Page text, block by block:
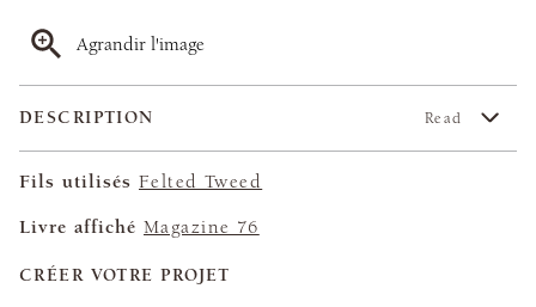
Agrandir l'image
DESCRIPTION Read
Fils utilisés Felted Tweed
Livre affiché Magazine 76
CRÉER VOTRE PROJET